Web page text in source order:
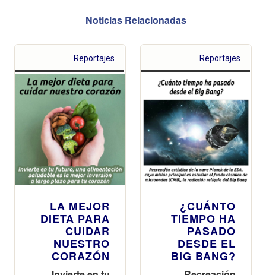
Noticias Relacionadas
Reportajes
LA MEJOR
DIETA PARA
CUIDAR
NUESTRO
CORAZÓN
Reportajes
¿CUÁNTO
TIEMPO HA
PASADO
DESDE EL
BIG BANG?